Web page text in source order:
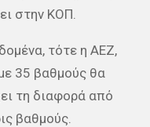
στην ΚΟΠ.
τότε η ΑΕΖ,
35 βαθμούς θα
τη διαφορά από
βαθμούς.